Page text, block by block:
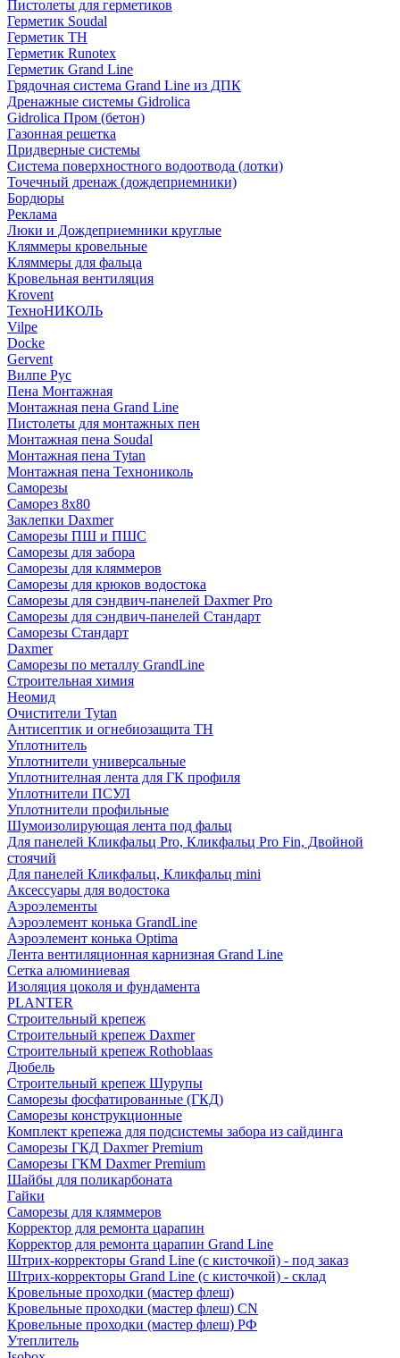
Пистолеты для герметиков
Герметик Soudal
Герметик ТН
Герметик Runotex
Герметик Grand Line
Грядочная система Grand Line из ДПК
Дренажные системы Gidrolica
Gidrolica Пром (бетон)
Газонная решетка
Придверные системы
Система поверхностного водоотвода (лотки)
Точечный дренаж (дождеприемники)
Бордюры
Рекламa
Люки и Дождеприемники круглые
Кляммеры кровельные
Кляммеры для фальца
Кровельная вентиляция
Krovent
ТехноНИКОЛЬ
Vilpe
Docke
Gervent
Вилпе Рус
Пена Монтажнaя
Монтажная пена Grand Linе
Пистолеты для монтажных пен
Монтажная пена Soudal
Монтажная пена Tytan
Монтажная пена Технониколь
Саморезы
Саморез 8х80
Заклепки Daxmer
Саморезы ПШ и ПШС
Саморезы для забора
Саморезы для кляммеров
Саморезы для крюков водостока
Саморезы для сэндвич-панелей Daxmer Pro
Саморезы для сэндвич-панелей Стандарт
Саморезы Стандарт
Daxmer
Саморезы по металлу GrandLine
Строительная химия
Неомид
Очистители Tytan
Антисептик и огнебиозащита ТН
Уплотнитель
Уплотнители универсальные
Уплотнителная лента для ГК профиля
Уплотнители ПСУЛ
Уплотнители профильные
Шумоизолирующая лента под фальц
Для панелей Кликфальц Pro, Кликфальц Pro Fin, Двойной
стоячий
Для панелей Кликфальц, Кликфальц mini
Аксессуары для водостока
Аэроэлементы
Аэроэлемент конька GrandLine
Аэроэлемент конька Optima
Лента вентиляционная карнизная Grand Line
Сетка алюминиевая
Изоляция цоколя и фундамента
PLANTER
Строительный крепеж
Строительный крепеж Daxmer
Строительный крепеж Rothoblaas
Дюбель
Строительный крепеж Шурупы
Саморeзы фосфатированные (ГКД)
Саморезы конструкционные
Комплект крепежа для подсистемы забора из сайдинга
Саморезы ГКД Daxmer Premium
Саморезы ГКМ Daxmer Premium
Шайбы для поликарбоната
Гайки
Саморезы для кляммеров
Корректор для ремонта царапин
Корректор для ремонта царапин Grand Line
Штрих-корректоры Grand Line (с кисточкой) - под заказ
Штрих-корректоры Grand Line (с кисточкой) - склад
Кровельные проходки (мастер флеш)
Кровельные проходки (мастер флеш) CN
Кровельные проходки (мастер флеш) РФ
Утеплитель